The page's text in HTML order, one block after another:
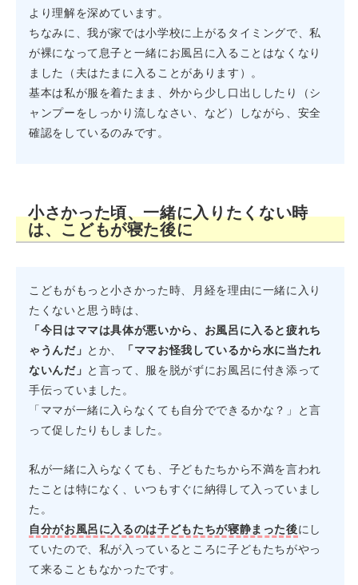
より理解を深めています。
ちなみに、我が家では小学校に上がるタイミングで、私
が裸になって息子と一緒にお風呂に入ることはなくなり
ました（夫はたまに入ることがあります）。
基本は私が服を着たまま、外から少し口出ししたり（シ
ャンプーをしっかり流しなさい、など）しながら、安全
確認をしているのみです。
小さかった頃、一緒に入りたくない時
は、こどもが寝た後に
こどもがもっと小さかった時、月経を理由に一緒に入り
たくないと思う時は、
「今日はママは具体が悪いから、お風呂に入ると疲れち
ゃうんだ」 とか、
「ママお怪我しているから水に当たれ
ないんだ」 と言って、服を脱がずにお風呂に付き添って
手伝っていました。
「ママが一緒に入らなくても自分でできるかな？」と言
って促したりもしました。
私が一緒に入らなくても、子どもたちから不満を言われ
たことは特になく、いつもすぐに納得して入っていまし
た。
自分がお風呂に入るのは子どもたちが寝静まった後にし
ていたので、私が入っているところに子どもたちがやっ
て来ることもなかったです。